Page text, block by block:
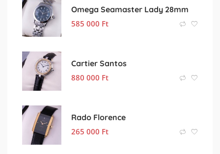
Omega Seamaster Lady 28mm
585 000 Ft
Cartier Santos
880 000 Ft
Rado Florence
265 000 Ft